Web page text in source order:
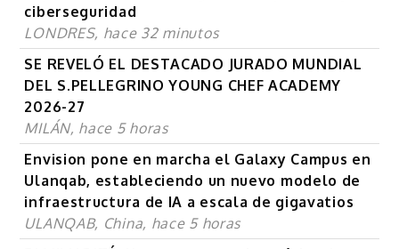
ciberseguridad
LONDRES, hace 32 minutos
SE REVELÓ EL DESTACADO JURADO MUNDIAL
DEL S.PELLEGRINO YOUNG CHEF ACADEMY
2026-27
MILÁN, hace 5 horas
Envision pone en marcha el Galaxy Campus en
Ulanqab, estableciendo un nuevo modelo de
infraestructura de IA a escala de gigavatios
ULANQAB, China, hace 5 horas